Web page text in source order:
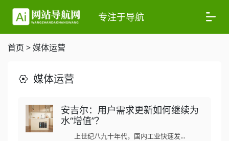
专注于导航
首页 >媒体运营
媒体运营
安吉尔：用户需求更新如何继续为
水“增值”？
上世纪八九十年代，国内工业快速发...